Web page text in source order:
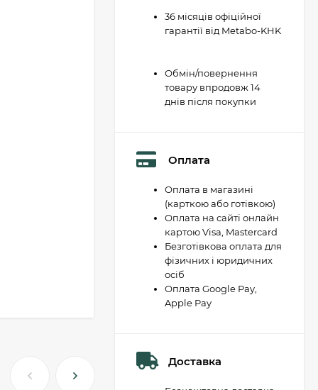
36 місяців офіційної
гарантії від Metabo-KHK
Обмін/повернення
товару впродовж 14
днів після покупки
Оплата
Оплата в магазині
(карткою або готівкою)
Оплата на сайті онлайн
картою Visa, Mastercard
Безготівкова оплата для
фізичних і юридичних
осіб
Оплата Google Pay,
Apple Pay
Доставка